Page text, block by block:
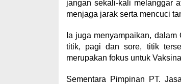
jangan sekali-kali melanggar
menjaga jarak serta mencuci
Ia juga menyampaikan,
titik, pagi dan sore, titik
merupakan fokus untuk
Sementara Pimpinan PT.